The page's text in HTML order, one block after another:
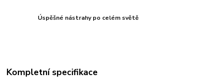
Úspěšné nástrahy po celém světě
Kompletní specifikace